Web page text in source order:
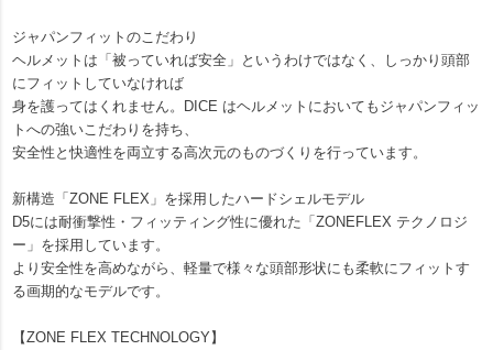
ジャパンフィットのこだわり
ヘルメットは「被っていれば安全」というわけではなく、しっかり頭部
にフィットしていなければ
身を護ってはくれません。DICE はヘルメットにおいてもジャパンフィッ
トへの強いこだわりを持ち、
安全性と快適性を両立する高次元のものづくりを行っています。
新構造「ZONE FLEX」を採用したハードシェルモデル
D5には耐衝撃性・フィッティング性に優れた「ZONEFLEX テクノロジ
ー」を採用しています。
より安全性を高めながら、軽量で様々な頭部形状にも柔軟にフィットす
る画期的なモデルです。
【ZONE FLEX TECHNOLOGY】